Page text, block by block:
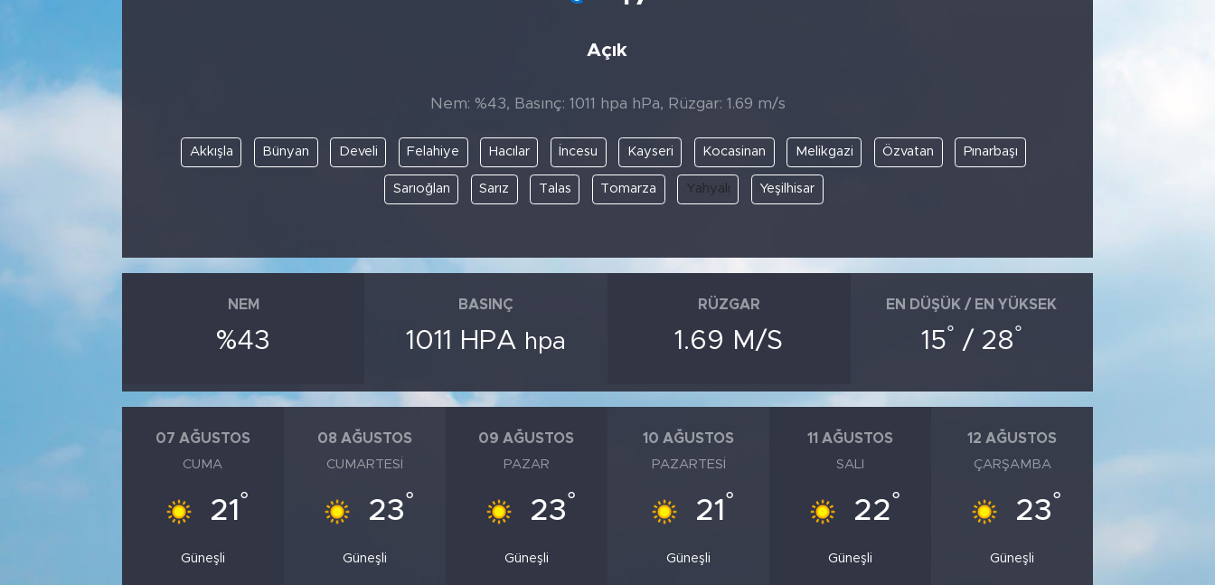
Açık
Nem: %43, Basınç: 1011 hpa hPa, Rüzgar: 1.69 m/s
Akkışla Bünyan Develi Felahiye Hacılar İncesu Kayseri Kocasinan Melikgazi Özvatan Pınarbaşı
Sarıoğlan Sarız Talas Tomarza Yahyalı Yeşilhisar
NEM
%43
BASINÇ
1011 HPA hpa
RÜZGAR
1.69 M/S
EN DÜŞÜK / EN YÜKSEK
15° / 28°
07 AĞUSTOS
CUMA
21 °
Güneşli
08 AĞUSTOS
CUMARTESI
23°
Güneşli
09 AĞUSTOS
PAZAR
23°
Güneşli
10 AĞUSTOS
PAZARTESI
21 °
Güneşli
11 AĞUSTOS
SALI
22°
Güneşli
12 AĞUSTOS
ÇARŞAMBA
23°
Güneşli
Teknoloji